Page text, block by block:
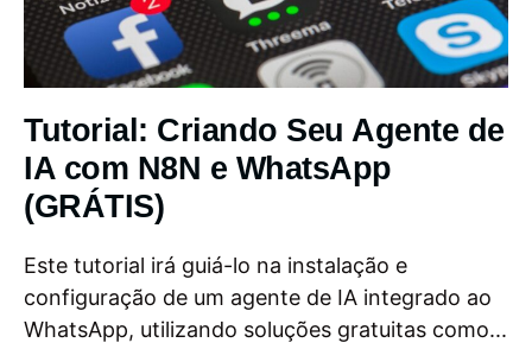
Tutorial: Criando Seu Agente de
IA com N8N e WhatsApp
(GRÁTIS)
Este tutorial irá guiá-lo na instalação e
configuração de um agente de IA integrado ao
WhatsApp, utilizando soluções gratuitas como...